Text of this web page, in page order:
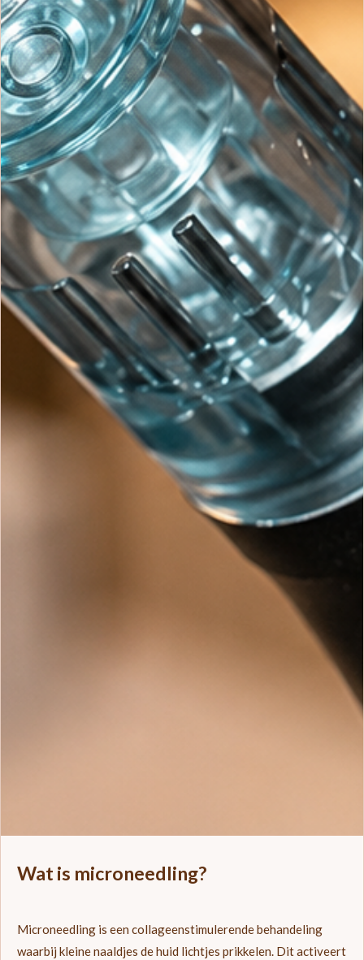
Wat is microneedling?
Microneedling is een collageenstimulerende behandeling
waarbij kleine naaldjes de huid lichtjes prikkelen. Dit activeert